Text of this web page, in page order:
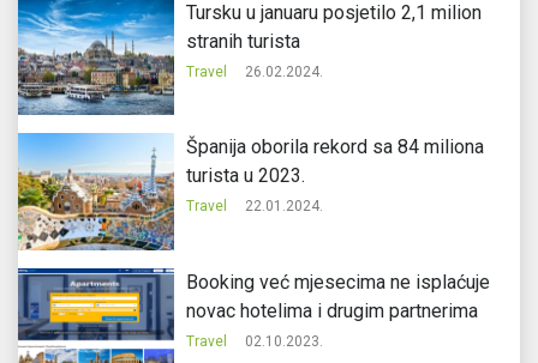
Tursku u januaru posjetilo 2,1 milion
stranih turista
Travel 26.02.2024.
Španija oborila rekord sa 84 miliona
turista u 2023.
Travel 22.01.2024.
Booking već mjesecima ne isplaćuje
novac hotelima i drugim partnerima
Travel 02.10.2023.